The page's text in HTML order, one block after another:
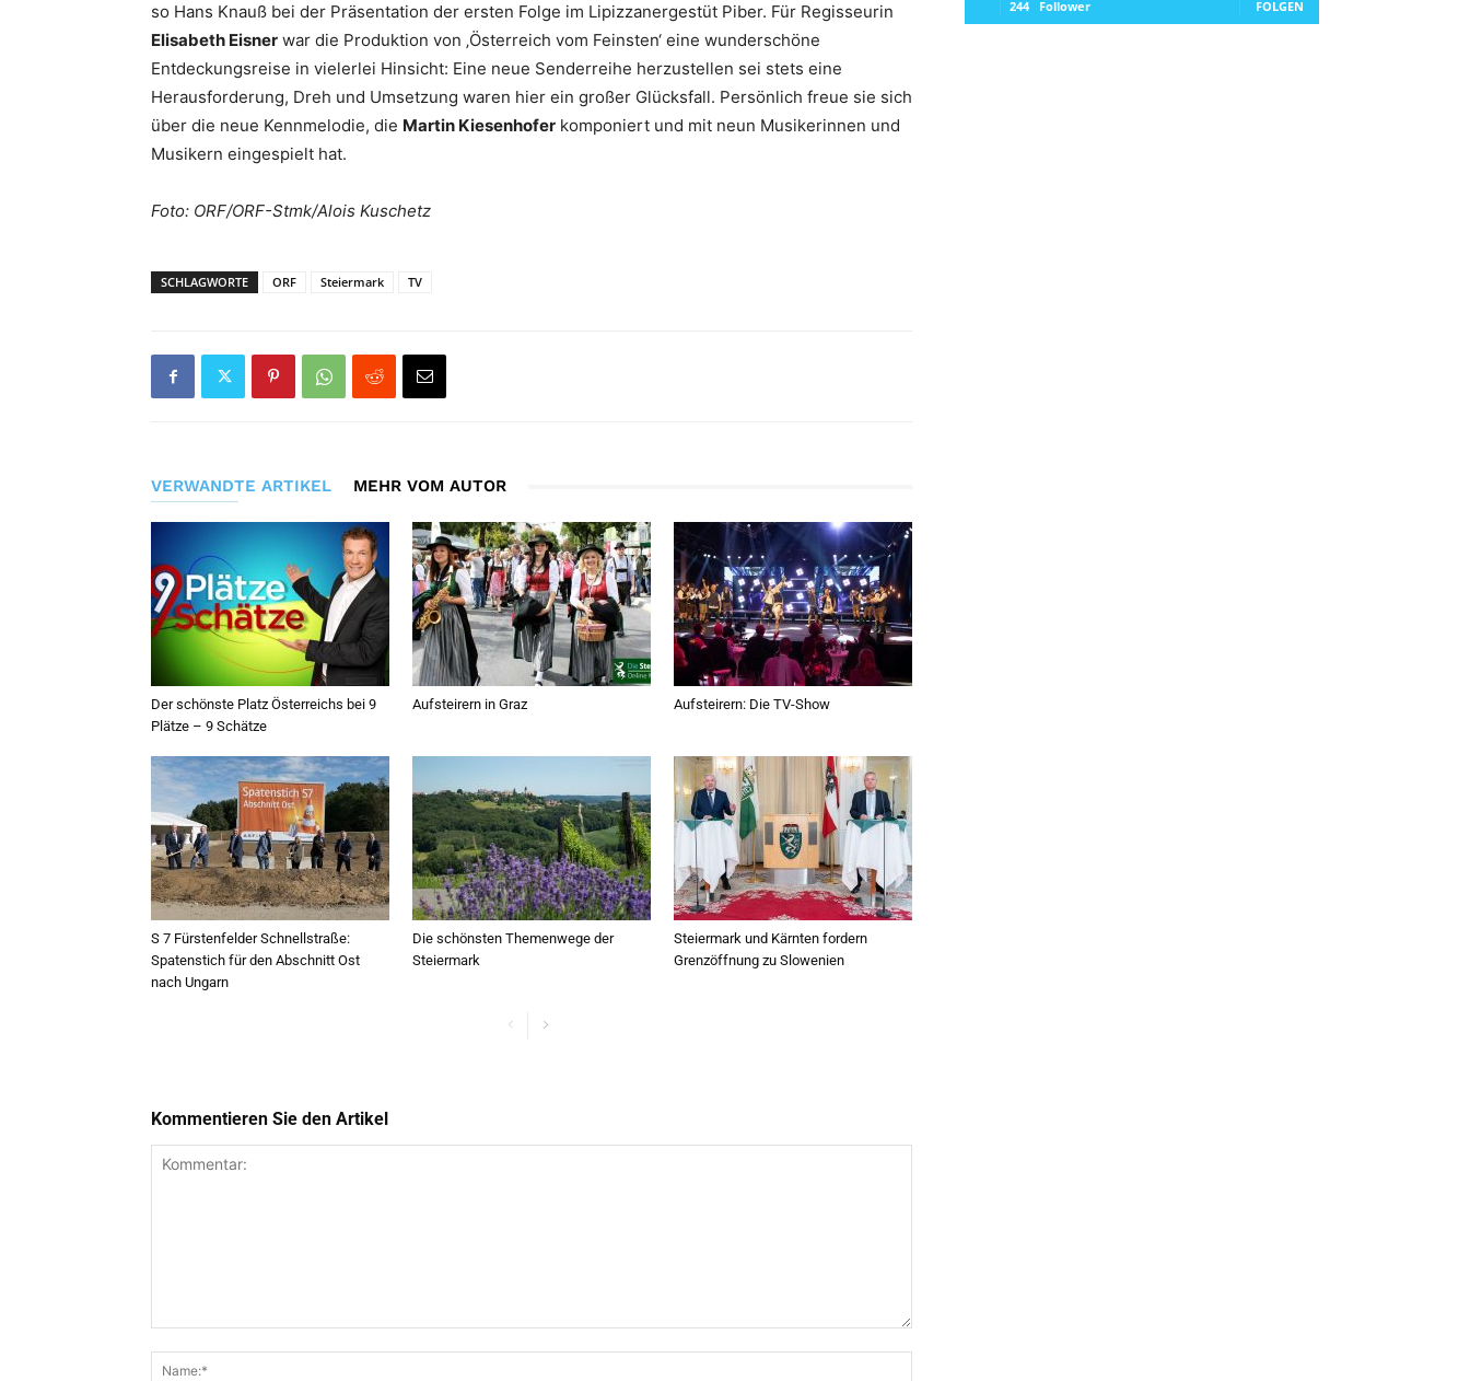
so Hans Knauß bei der Präsentation der ersten Folge im Lipizzanergestüt Piber. Für Regisseurin
Elisabeth Eisner war die Produktion von ‚Österreich vom Feinsten‘ eine wunderschöne
Entdeckungsreise in vielerlei Hinsicht: Eine neue Senderreihe herzustellen sei stets eine
Herausforderung, Dreh und Umsetzung waren hier ein großer Glücksfall. Persönlich freue sie sich
über die neue Kennmelodie, die Martin Kiesenhofer komponiert und mit neun Musikerinnen und
Musikern eingespielt hat.
Foto: ORF/ORF-Stmk/Alois Kuschetz
SCHLAGWORTE ORF Steiermark TV
VERWANDTE ARTIKEL MEHR VOM AUTOR
Der schönste Platz Österreichs bei 9
Plätze – 9 Schätze
Aufsteirern in Graz Aufsteirern: Die TV-Show
S 7 Fürstenfelder Schnellstraße:
Spatenstich für den Abschnitt Ost
nach Ungarn
Die schönsten Themenwege der
Steiermark
Steiermark und Kärnten fordern
Grenzöffnung zu Slowenien
Kommentieren Sie den Artikel
244 Follower FOLGEN